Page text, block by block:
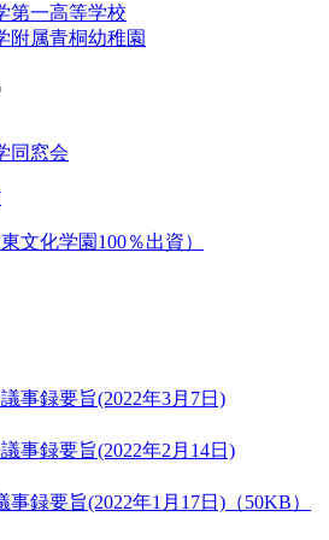
第一高等学校
附属青桐幼稚園
同窓会
文化学園100％出資）
事録要旨(2022年3月7日)
事録要旨(2022年2月14日)
録要旨(2022年1月17日)（50KB）